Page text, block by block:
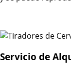
Servicio de